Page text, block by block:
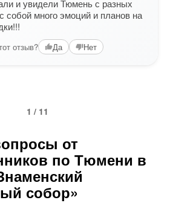
и увидели Тюмень с разных
собой много эмоций и планов на
отзыв? Да Нет
1 / 11
от
по Тюмени в
собор»